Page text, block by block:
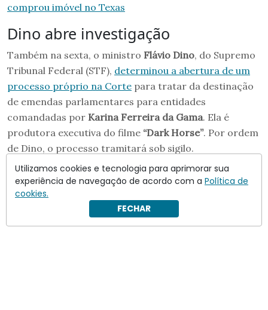
comprou imóvel no Texas
Dino abre investigação
Também na sexta, o ministro Flávio Dino, do Supremo
Tribunal Federal (STF), determinou a abertura de um
processo próprio na Corte para tratar da destinação
de emendas parlamentares para entidades
comandadas por Karina Ferreira da Gama. Ela é
produtora executiva do filme “Dark Horse”. Por ordem
de Dino, o processo tramitará sob sigilo.
Utilizamos cookies e tecnologia para aprimorar sua
experiência de navegação de acordo com a Política de
cookies.
FECHAR